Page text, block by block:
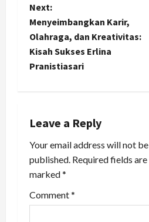
t
n
a
g
a
t
i
Next:
Menyeimbangkan Karir,
Olahraga, dan Kreativitas:
Kisah Sukses Erlina
Pranistiasari
Leave a Reply
Your email address will not be
published. Required fields are
marked*
Comment*